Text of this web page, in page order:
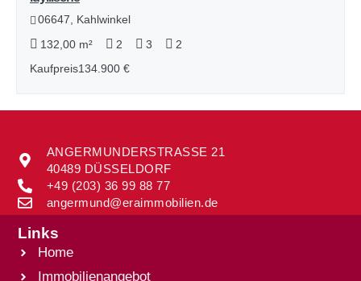
06647, Kahlwinkel
132,00 m²
2 3
2
Kaufpreis134.900 €
ANGERMUNDERSTRASSE 21
40489 DÜSSELDORF
+49 (203) 36 99 88 77
angermund@eraimmobilien.de
Links
Home
Immobilienangebot